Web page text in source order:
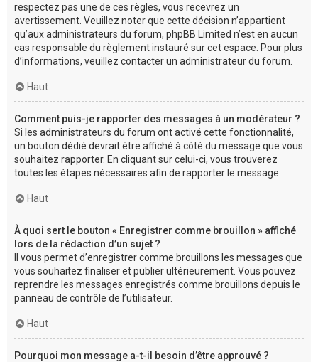
respectez pas une de ces règles, vous recevrez un
avertissement. Veuillez noter que cette décision n’appartient
qu’aux administrateurs du forum, phpBB Limited n’est en aucun
cas responsable du règlement instauré sur cet espace. Pour plus
d’informations, veuillez contacter un administrateur du forum.
Haut
Comment puis-je rapporter des messages à un modérateur ?
Si les administrateurs du forum ont activé cette fonctionnalité,
un bouton dédié devrait être affiché à côté du message que vous
souhaitez rapporter. En cliquant sur celui-ci, vous trouverez
toutes les étapes nécessaires afin de rapporter le message.
Haut
À quoi sert le bouton « Enregistrer comme brouillon » affiché
lors de la rédaction d’un sujet ?
Il vous permet d’enregistrer comme brouillons les messages que
vous souhaitez finaliser et publier ultérieurement. Vous pouvez
reprendre les messages enregistrés comme brouillons depuis le
panneau de contrôle de l’utilisateur.
Haut
Pourquoi mon message a-t-il besoin d’être approuvé ?